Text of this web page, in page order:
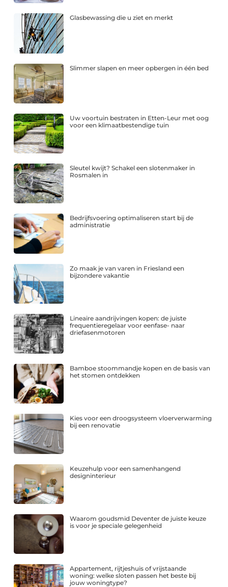
Glasbewassing die u ziet en merkt
Slimmer slapen en meer opbergen in één bed
Uw voortuin bestraten in Etten-Leur met oog
voor een klimaatbestendige tuin
Sleutel kwijt? Schakel een slotenmaker in
Rosmalen in
Bedrijfsvoering optimaliseren start bij de
administratie
Zo maak je van varen in Friesland een
bijzondere vakantie
Lineaire aandrijvingen kopen: de juiste
frequentieregelaar voor eenfase- naar
driefasenmotoren
Bamboe stoommandje kopen en de basis van
het stomen ontdekken
Kies voor een droogsysteem vloerverwarming
bij een renovatie
Keuzehulp voor een samenhangend
designinterieur
Waarom goudsmid Deventer de juiste keuze
is voor je speciale gelegenheid
Appartement, rijtjeshuis of vrijstaande
woning: welke sloten passen het beste bij
jouw woningtype?